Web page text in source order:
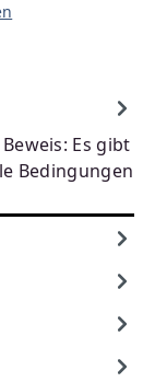
Es gibt
Bedingungen